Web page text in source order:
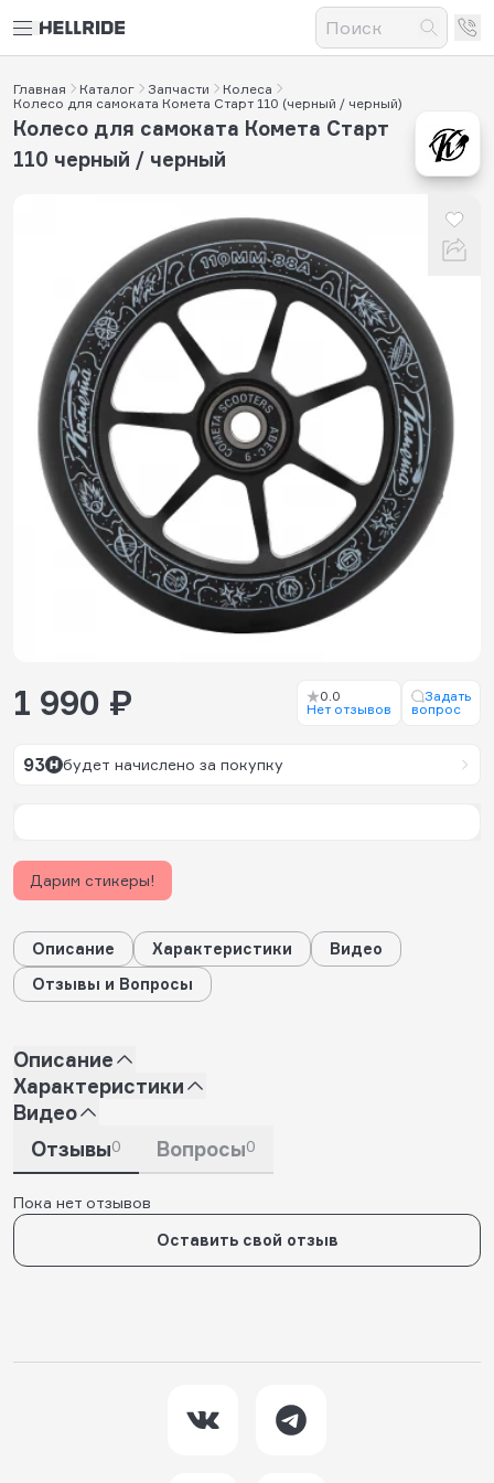
Главная Каталог Запчасти
Колеса
Колесо для самоката Комета Старт 110 (черный / черный)
Колесо для самоката Комета Старт
110 черный / черный
1 990 ₽
0.0
Нет отзывов
Задать
вопрос
93 будет начислено за покупку
Дарим стикеры!
Описание Характеристики
Видео
Отзывы и Вопросы
Описание
Характеристики
Видео
Отзывы0 Вопросы0
Пока нет отзывов
Оставить свой отзыв